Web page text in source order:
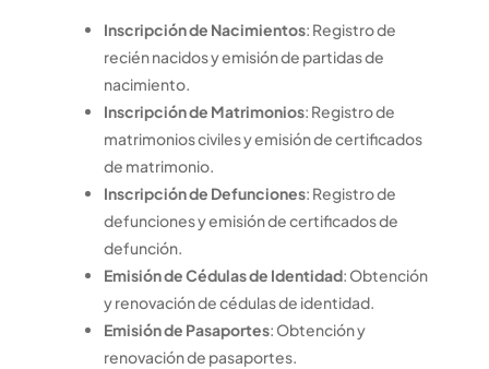
Inscripción de Nacimientos: Registro de
recién nacidos y emisión de partidas de
nacimiento.
Inscripción de Matrimonios: Registro de
matrimonios civiles y emisión de certificados
de matrimonio.
Inscripción de Defunciones: Registro de
defunciones y emisión de certificados de
defunción.
Emisión de Cédulas de Identidad: Obtención
y renovación de cédulas de identidad.
Emisión de Pasaportes: Obtención y
renovación de pasaportes.